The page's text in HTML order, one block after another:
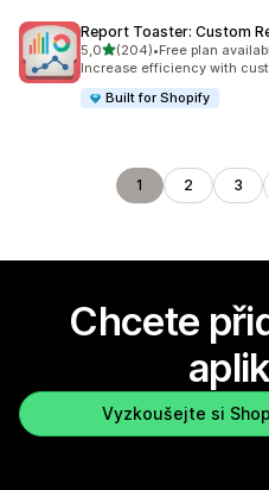
Report Toaster: Custom
5,0z 5 hvězd
(204)
Celkový počet recenzí: 204
•Free plan
Increase efficiency with
Built for Shopify
1 2 3
Chcete
Vyzkoušejte si